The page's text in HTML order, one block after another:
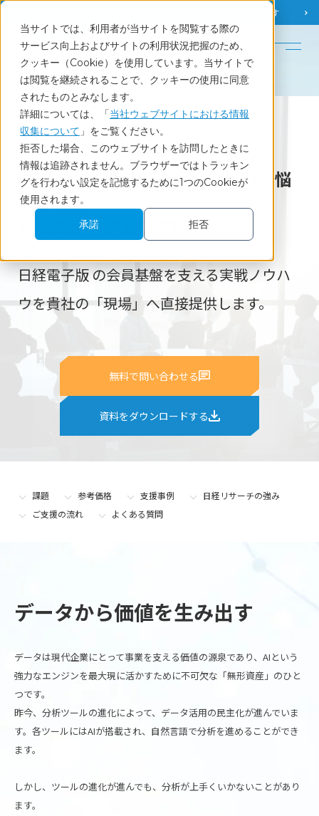
当サイトでは、利用者が当サイトを閲覧する際の
サービス向上およびサイトの利用状況把握のため、
クッキー（Cookie）を使用しています。当サイトで
は閲覧を継続されることで、クッキーの使用に同意
されたものとみなします。
詳細については、「当社ウェブサイトにおける情報
収集について 」をご覧ください。
拒否した場合、このウェブサイトを訪問したときに
情報は追跡されません。ブラウザーではトラッキン
グを行わない設定を記憶するために1つのCookieが
使用されます。
承諾
拒否
お役立ち情報を探す
English
分析支援コンサルティング
「データ活用が進まない」という悩
みを解消
伴走型データ分析支援
日経電子版 の会員基盤を支える実戦ノウハ
ウを貴社の「現場」へ直接提供します。
無料で問い合わせる
資料をダウンロードする
課題 参考価格 支援事例
日経リサーチの強み
ご支援の流れ
よくある質問
データから価値を生み出す
データは現代企業にとって事業を支える価値の源泉であり、AIという
強力なエンジンを最大現に活かすために不可欠な「無形資産」のひと
つです。
昨今、分析ツールの進化によって、データ活用の民主化が進んでいま
す。各ツールにはAIが搭載され、自然言語で分析を進めることができ
ます。
しかし、ツールの進化が進んでも、分析が上手くいかないことがあり
ます。